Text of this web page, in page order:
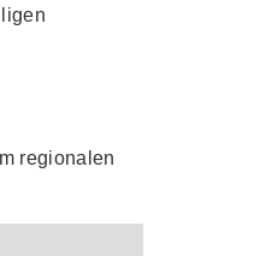
regionalen